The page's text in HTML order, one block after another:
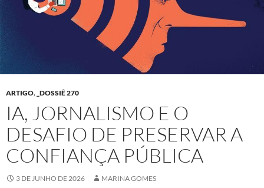
ARTIGO, _DOSSIÊ 270
IA, JORNALISMO E O
DESAFIO DE PRESERVAR A
CONFIANÇA PÚBLICA
3 DE JUNHO DE 2026 MARINA GOMES